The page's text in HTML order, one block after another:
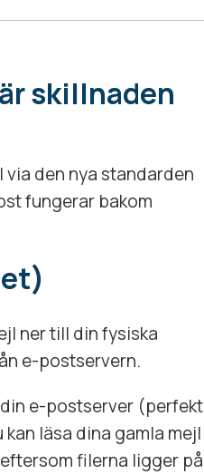
skillnaden
den nya standarden
fungerar bakom
ner till din fysiska
e-postservern.
e-postserver (perfekt
kan läsa dina gamla mejl
filerna ligger på